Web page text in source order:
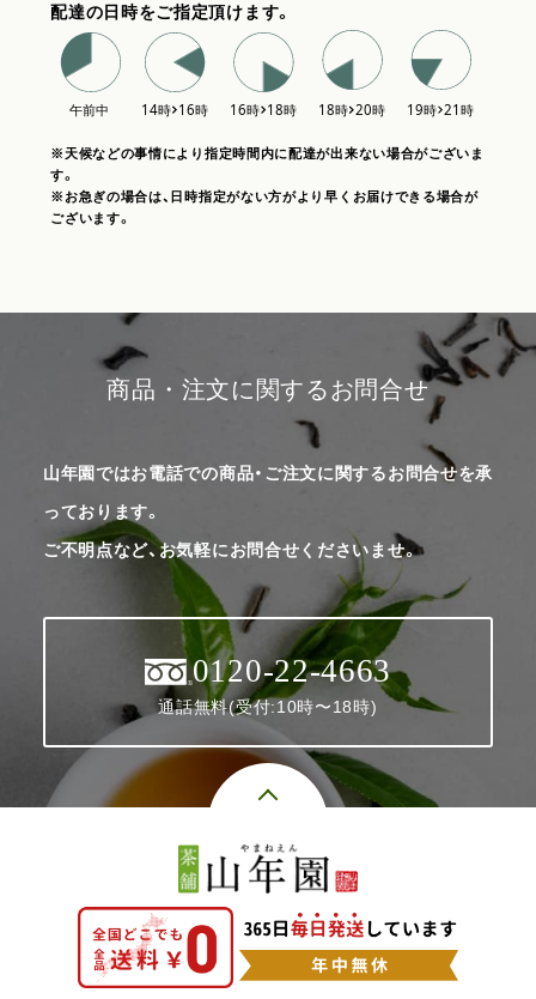
配達の日時をご指定頂けます。
※天候などの事情により指定時間内に配達が出来ない場合がございま
す。
※お急ぎの場合は、日時指定がない方がより早くお届けできる場合が
ございます。
商品・注文に関するお問合せ
山年園ではお電話での商品・ご注文に関するお問合せを承
っております。
ご不明点など、お気軽にお問合せくださいませ。
0120-22-4663
通話無料(受付:10時〜18時)